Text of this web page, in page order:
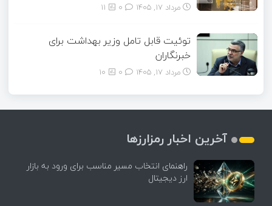
مرداد ۱۷, ۱۴۰۵ 11
توئیت قابل تامل وزیر بهداشت برای
خبرنگاران
مرداد ۱۷, ۱۴۰۵ 10
آخرین اخبار رمزارزها
راهنمای انتخاب مسیر مناسب برای ورود به بازار
ارز دیجیتال